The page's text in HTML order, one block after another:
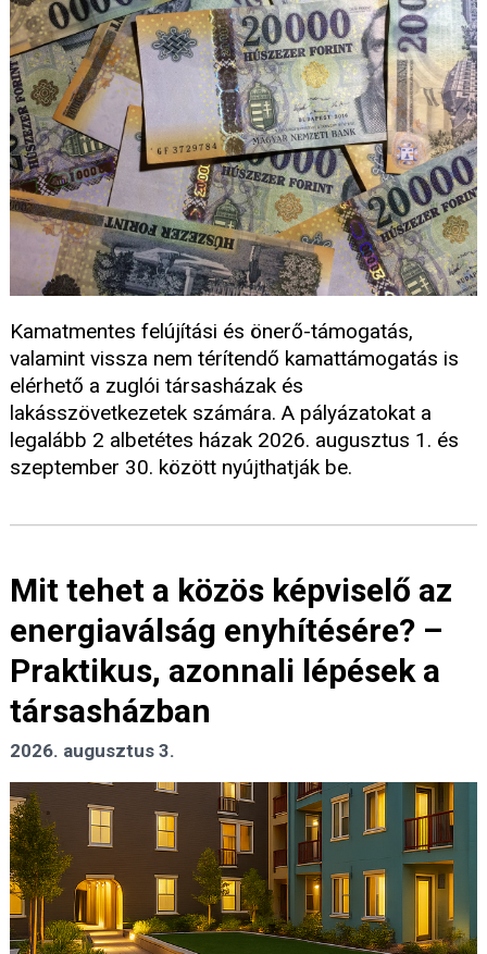
Kamatmentes felújítási és önerő-támogatás,
valamint vissza nem térítendő kamattámogatás is
elérhető a zuglói társasházak és
lakásszövetkezetek számára. A pályázatokat a
legalább 2 albetétes házak 2026. augusztus 1. és
szeptember 30. között nyújthatják be.
Mit tehet a közös képviselő az
energiaválság enyhítésére? –
Praktikus, azonnali lépések a
társasházban
2026. augusztus 3.